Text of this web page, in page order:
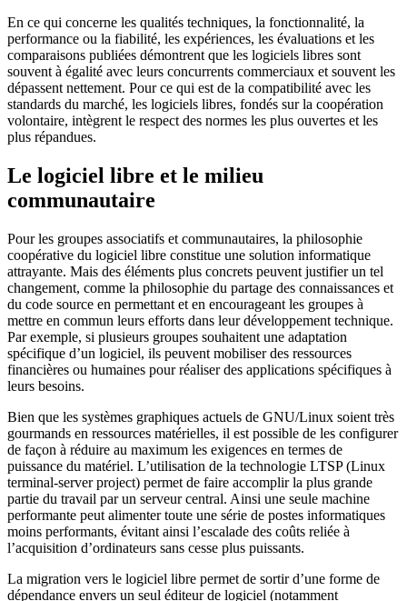
En ce qui concerne les qualités techniques, la fonctionnalité, la
performance ou la fiabilité, les expériences, les évaluations et les
comparaisons publiées démontrent que les logiciels libres sont
souvent à égalité avec leurs concurrents commerciaux et souvent les
dépassent nettement. Pour ce qui est de la compatibilité avec les
standards du marché, les logiciels libres, fondés sur la coopération
volontaire, intègrent le respect des normes les plus ouvertes et les
plus répandues.
Le logiciel libre et le milieu
communautaire
Pour les groupes associatifs et communautaires, la philosophie
coopérative du logiciel libre constitue une solution informatique
attrayante. Mais des éléments plus concrets peuvent justifier un tel
changement, comme la philosophie du partage des connaissances et
du code source en permettant et en encourageant les groupes à
mettre en commun leurs efforts dans leur développement technique.
Par exemple, si plusieurs groupes souhaitent une adaptation
spécifique d’un logiciel, ils peuvent mobiliser des ressources
financières ou humaines pour réaliser des applications spécifiques à
leurs besoins.
Bien que les systèmes graphiques actuels de GNU/Linux soient très
gourmands en ressources matérielles, il est possible de les configurer
de façon à réduire au maximum les exigences en termes de
puissance du matériel. L’utilisation de la technologie LTSP (Linux
terminal-server project) permet de faire accomplir la plus grande
partie du travail par un serveur central. Ainsi une seule machine
performante peut alimenter toute une série de postes informatiques
moins performants, évitant ainsi l’escalade des coûts reliée à
l’acquisition d’ordinateurs sans cesse plus puissants.
La migration vers le logiciel libre permet de sortir d’une forme de
dépendance envers un seul éditeur de logiciel (notamment